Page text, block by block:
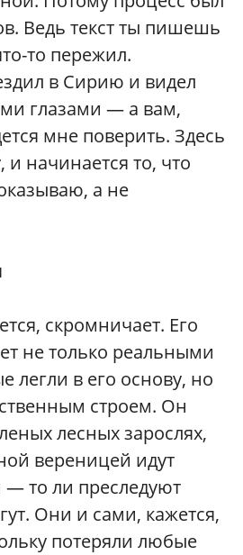
Ведь текст ты пишешь
то пережил.
в Сирию и видел
глазами — а вам,
мне поверить. Здесь
и начинается то, что
а не
скромничает. Его
не только реальными
легли в его основу, но
строем. Он
лесных зарослях,
вереницей идут
то ли преследуют
Они и сами, кажется,
потеряли любые